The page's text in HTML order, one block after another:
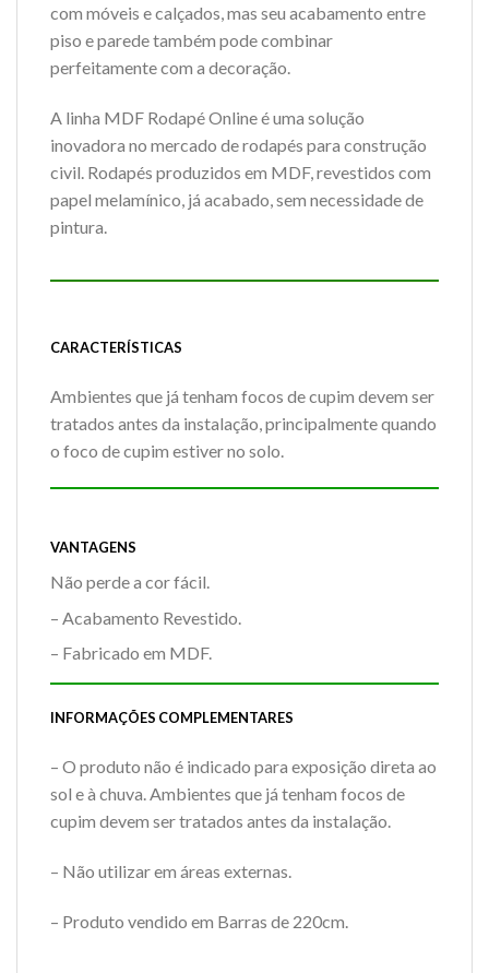
com móveis e calçados, mas seu acabamento entre
piso e parede também pode combinar
perfeitamente com a decoração.
A linha MDF Rodapé Online é uma solução
inovadora no mercado de rodapés para construção
civil. Rodapés produzidos em MDF, revestidos com
papel melamínico, já acabado, sem necessidade de
pintura.
CARACTERÍSTICAS
Ambientes que já tenham focos de cupim devem ser
tratados antes da instalação, principalmente quando
o foco de cupim estiver no solo.
VANTAGENS
Não perde a cor fácil.
– Acabamento Revestido.
– Fabricado em MDF.
INFORMAÇÕES COMPLEMENTARES
– O produto não é indicado para exposição direta ao
sol e à chuva. Ambientes que já tenham focos de
cupim devem ser tratados antes da instalação.
– Não utilizar em áreas externas.
– Produto vendido em Barras de 220cm.